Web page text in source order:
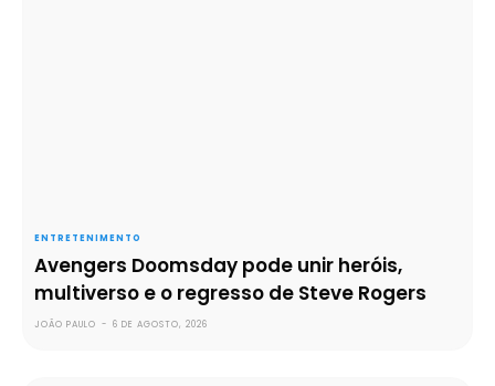
ENTRETENIMENTO
Avengers Doomsday pode unir heróis,
multiverso e o regresso de Steve Rogers
JOÃO PAULO - 6 DE AGOSTO, 2026